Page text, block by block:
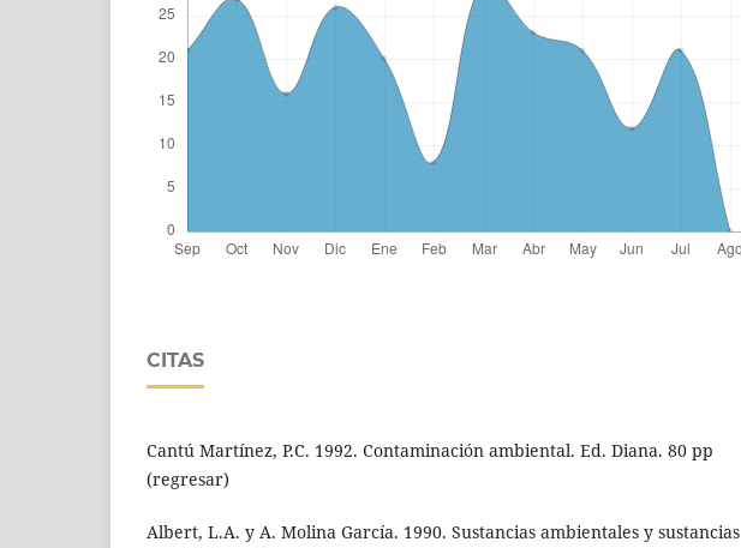
CITAS
Cantú Martínez, P.C. 1992. Contaminación ambiental. Ed. Diana. 80 pp
(regresar)
Albert, L.A. y A. Molina García. 1990. Sustancias ambientales y sustancias